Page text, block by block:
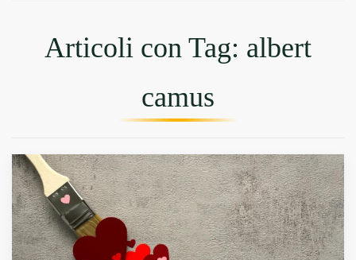
Articoli con Tag: albert
camus